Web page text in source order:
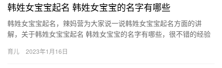
韩姓女宝宝起名 韩姓女宝宝的名字有哪些
韩姓女宝宝起名，辣妈营为大家说一说韩姓女宝宝起名方面的讲
解，关于韩姓女宝宝起名 韩姓女宝宝的名字有哪些，很不错的经验
女…
育儿 2023年1月16日